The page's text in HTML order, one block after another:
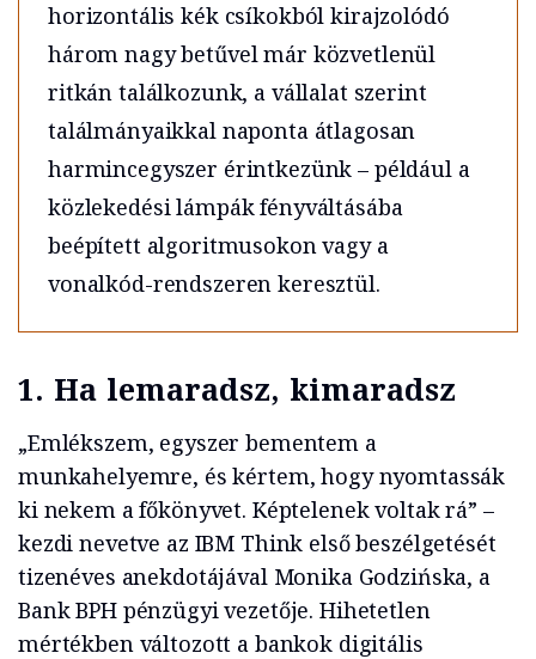
horizontális kék csíkokból kirajzolódó
három nagy betűvel már közvetlenül
ritkán találkozunk, a vállalat szerint
találmányaikkal naponta átlagosan
harmincegyszer érintkezünk – például a
közlekedési lámpák fényváltásába
beépített algoritmusokon vagy a
vonalkód-rendszeren keresztül.
1. Ha lemaradsz, kimaradsz
„Emlékszem, egyszer bementem a
munkahelyemre, és kértem, hogy nyomtassák
ki nekem a főkönyvet. Képtelenek voltak rá” –
kezdi nevetve az IBM Think első beszélgetését
tizenéves anekdotájával Monika Godzińska, a
Bank BPH pénzügyi vezetője. Hihetetlen
mértékben változott a bankok digitális